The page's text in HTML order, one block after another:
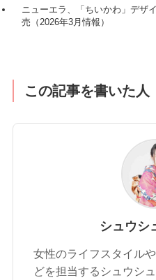
ニューエラ、「ちいかわ」デザ
売（2026年3月情報）
この記事を書いた人
シュウシ
女性のライフスタイル
どを担当するシュウシ